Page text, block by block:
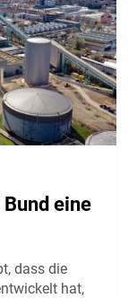
eine
dass die
hat,